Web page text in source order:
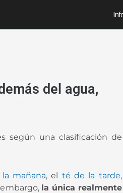
del agua,
según una clasificación de
mañana, el té de la tarde,
la única realmente